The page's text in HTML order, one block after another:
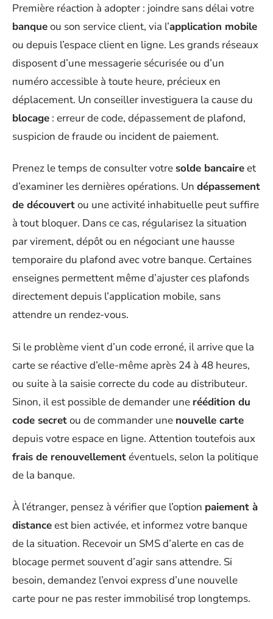
Première réaction à adopter : joindre sans délai votre
banqueou son service client, via l’application mobile
ou depuis l’espace client en ligne. Les grands réseaux
disposent d’une messagerie sécurisée ou d’un
numéro accessible à toute heure, précieux en
déplacement. Un conseiller investiguera la cause du
blocage : erreur de code, dépassement de plafond,
suspicion de fraude ou incident de paiement.
Prenez le temps de consulter votre solde bancaireet
d’examiner les dernières opérations. Un dépassement
de découvertou une activité inhabituelle peut suffire
à tout bloquer. Dans ce cas, régularisez la situation
par virement, dépôt ou en négociant une hausse
temporaire du plafond avec votre banque. Certaines
enseignes permettent même d’ajuster ces plafonds
directement depuis l’application mobile, sans
attendre un rendez-vous.
Si le problème vient d’un code erroné, il arrive que la
carte se réactive d’elle-même après 24 à 48 heures,
ou suite à la saisie correcte du code au distributeur.
Sinon, il est possible de demander une réédition du
code secretou de commander une nouvelle carte
depuis votre espace en ligne. Attention toutefois aux
frais de renouvellementéventuels, selon la politique
de la banque.
À l’étranger, pensez à vérifier que l’option paiement à
distanceest bien activée, et informez votre banque
de la situation. Recevoir un SMS d’alerte en cas de
blocage permet souvent d’agir sans attendre. Si
besoin, demandez l’envoi express d’une nouvelle
carte pour ne pas rester immobilisé trop longtemps.